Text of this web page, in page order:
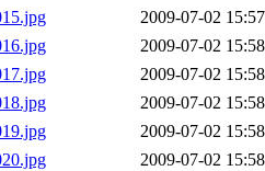
2009-07-02 15:57
2009-07-02 15:58
2009-07-02 15:58
2009-07-02 15:58
2009-07-02 15:58
2009-07-02 15:58